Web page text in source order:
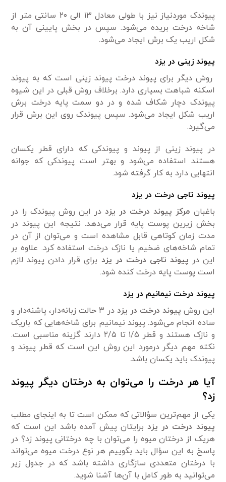
پیوندک موردنیاز نیز با طولی معادل ۱۳ الی ۲۰ سانتی متر از
شاخه درخت بریده می‌شود. سپس در بخش پایینی آن به
شکل اریب یک برش ایجاد می‌شود.
پیوند زینی در یزد
روش دیگر برای پیوند درخت پیوند زینی است که به پیوند
اسکنه شباهت بسیاری دارد. برخلاف روش قبلی در این شیوه
پیوندک دچار شکاف شده و در دو سمت پایه درخت برش
اریب شکل ایجاد می‌شود. سپس پیوندک روی این برش قرار
می‌گیرد.
در پیوند زینی از پیوند و پیوندکی که دارای قطر یکسان
هستند استفاده می‌شود و بهتر است پیوندکی که جوانه
انتهایی دارد به کار گرفته شود.
پیوند تاجی درخت در یزد
باغبان مرکز پیوند درخت در یزددر این روش پیوندک را در
بخش زیرین پوست پایه قرار می‌دهد. نتیجه این پیوند در
مدت زمان کوتاهی قابل مشاهده است و می‌توان از آن در
تمام شاخه‌های ضخیم یا نازک درخت استفاده کرد. علاوه بر
این در پیوند تاجی درخت در یزد برای قرار دادن پیوند لازم
است پوست پایه درخت کنده شود.
پیوند درخت نیمانیم در یزد
این روش پیوند درخت در یزد
در ۳ حالت زبانه‌دار، پاشنه‌دار و
ساده انجام می‌شود. پیوند نیمانیم برای شاخه‌هایی که باریک
و نازک هستند و قطر ۱/۵ تا ۲/۵ دارند گزینه مناسبی است.
نکته مهم دیگر درمورد این روش این است که قطر پیوند و
پیوندک باید یکسان باشد.
آیا هر درخت را می‌توان به درختان دیگر پیوند
زد؟
یکی از مهم‌ترین سؤالاتی که ممکن است تا به اینجای مطلب
پیوند درخت در یزد برایتان پیش آمده باشد این است که
هریک از درختان میوه‌ را می‌توان با چه درختانی پیوند زد؟ در
پاسخ به این سؤال باید بگوییم هر نوع درخت میوه‌ می‌تواند
با درختان متعددی سازگاری داشته باشد که در جدول زیر
می‌توانید به طور کامل با آن‌ها آشنا شوید.